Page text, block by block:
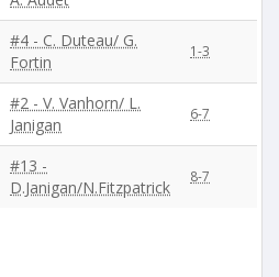
#4 - C. Duteau/ G.
Fortin
1-3
#2 - V. Vanhorn/ L.
Janigan
6-7
#13 -
D.Janigan/N.Fitzpatrick
8-7